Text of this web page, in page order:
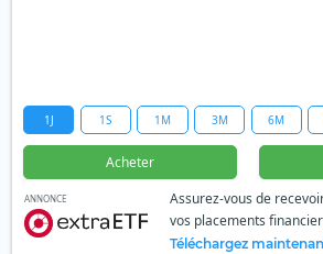
1J 1S 1M 3M 6M
Acheter
ANNONCE
Assurez-vous de
vos placements
Téléchargez